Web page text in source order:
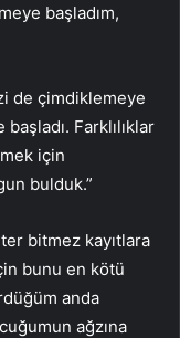
başladım,
de çimdiklemeye
Farklılıklar
için
bulduk.”
bitmez kayıtlara
bunu en kötü
anda
ağzına